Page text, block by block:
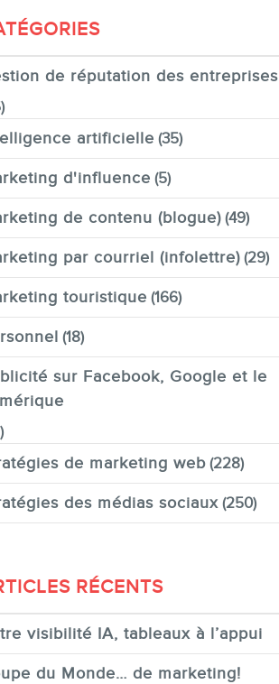
de réputation des entreprises
artificielle (35)
d'influence (5)
de contenu (blogue)(49)
par courriel (infolettre)(29)
touristique (166)
(18)
sur Facebook, Google et le
de marketing web(228)
des médias sociaux(250)
RÉCENTS
visibilité IA, tableaux à l’appui
du Monde… de marketing!